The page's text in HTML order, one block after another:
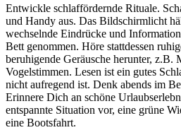
Entwickle schlaffördernde Rituale.
und Handy aus. Das Bildschirmlicht
wechselnde Eindrücke und
Bett genommen. Höre stattdessen
beruhigende Geräusche herunter, z.B.
Vogelstimmen. Lesen ist ein gutes
nicht aufregend ist. Denk abends im
Erinnere Dich an schöne
entspannte Situation vor, eine grüne
eine Bootsfahrt.